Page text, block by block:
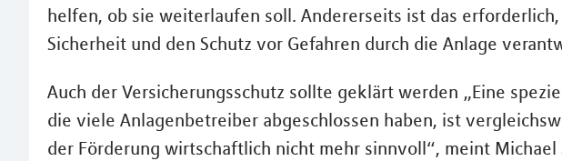
helfen, ob sie weiterlaufen soll. Andererseits ist das
Sicherheit und den Schutz vor Gefahren durch die Anlage
Auch der Versicherungsschutz sollte geklärt werden „Eine
die viele Anlagenbetreiber abgeschlossen haben, ist
der Förderung wirtschaftlich nicht mehr sinnvoll“, meint Michael